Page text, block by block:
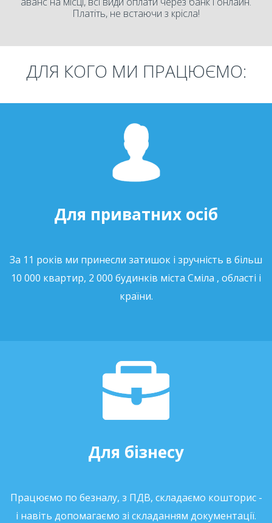
Платіть, не встаючи з крісла!
ДЛЯ КОГО МИ ПРАЦЮЄМО:
Для приватних осіб
За 11 років ми принесли затишок і зручність в більш
10 000 квартир, 2 000 будинків міста Сміла , області і
країни.
Для бізнесу
Працюємо по безналу, з ПДВ, складаємо кошторис -
і навіть допомагаємо зі складанням документації.